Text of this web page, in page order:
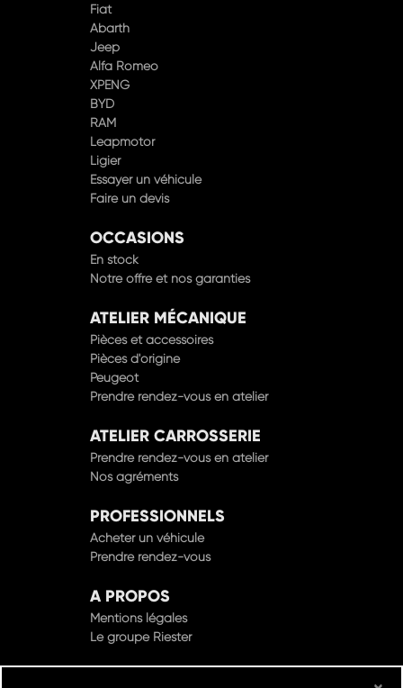
Fiat
Abarth
Jeep
Alfa Romeo
XPENG
BYD
RAM
Leapmotor
Ligier
Essayer un véhicule
Faire un devis
OCCASIONS
En stock
Notre offre et nos garanties
ATELIER MÉCANIQUE
Pièces et accessoires
Pièces d'origine
Peugeot
Prendre rendez-vous en atelier
ATELIER CARROSSERIE
Prendre rendez-vous en atelier
Nos agréments
PROFESSIONNELS
Acheter un véhicule
Prendre rendez-vous
A PROPOS
Mentions légales
Le groupe Riester